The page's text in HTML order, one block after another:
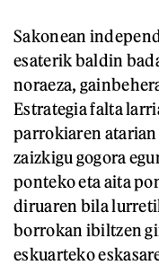
Sakonean
esaterik baldin
noraeza,
Estrategia falta
parrokiaren
zaizkigu gogora
ponteko eta aita
diruaren bila
borrokan ibiltzen
eskuarteko